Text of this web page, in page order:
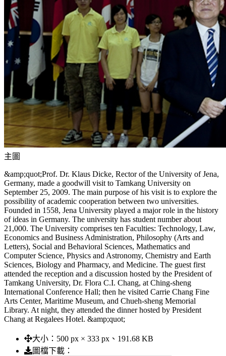
主圖
&amp;quot;Prof. Dr. Klaus Dicke, Rector of the University of Jena,
Germany, made a goodwill visit to Tamkang University on
September 25, 2009. The main purpose of his visit is to explore the
possibility of academic cooperation between two universities.
Founded in 1558, Jena University played a major role in the history
of ideas in Germany. The university has student number about
21,000. The University comprises ten Faculties: Technology, Law,
Economics and Business Administration, Philosophy (Arts and
Letters), Social and Behavioral Sciences, Mathematics and
Computer Science, Physics and Astronomy, Chemistry and Earth
Sciences, Biology and Pharmacy, and Medicine. The guest first
attended the reception and a discussion hosted by the President of
Tamkang University, Dr. Flora C.I. Chang, at Ching-sheng
International Conference Hall; then he visited Carrie Chang Fine
Arts Center, Maritime Museum, and Chueh-sheng Memorial
Library. At night, they attended the dinner hosted by President
Chang at Regalees Hotel. &amp;quot;
大小： 500 px × 333 px、191.68 KB
圖檔下載：